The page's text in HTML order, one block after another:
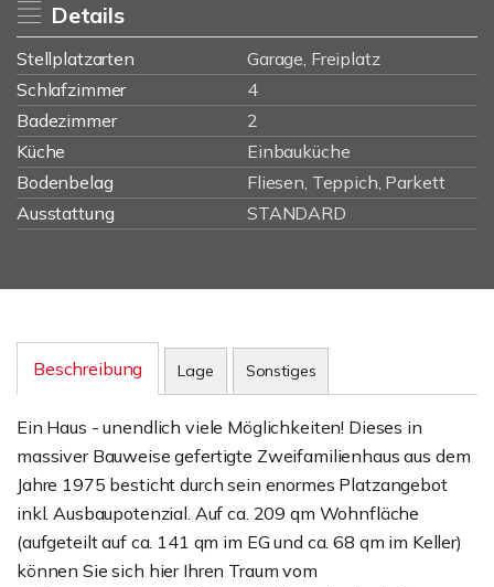
Details
Stellplatzarten
Garage, Freiplatz
Schlafzimmer
4
Badezimmer
2
Küche
Einbauküche
Bodenbelag
Fliesen, Teppich, Parkett
Ausstattung
STANDARD
Beschreibung Lage Sonstiges
Ein Haus - unendlich viele Möglichkeiten! Dieses in
massiver Bauweise gefertigte Zweifamilienhaus aus dem
Jahre 1975 besticht durch sein enormes Platzangebot
inkl. Ausbaupotenzial. Auf ca. 209 qm Wohnfläche
(aufgeteilt auf ca. 141 qm im EG und ca. 68 qm im Keller)
können Sie sich hier Ihren Traum vom